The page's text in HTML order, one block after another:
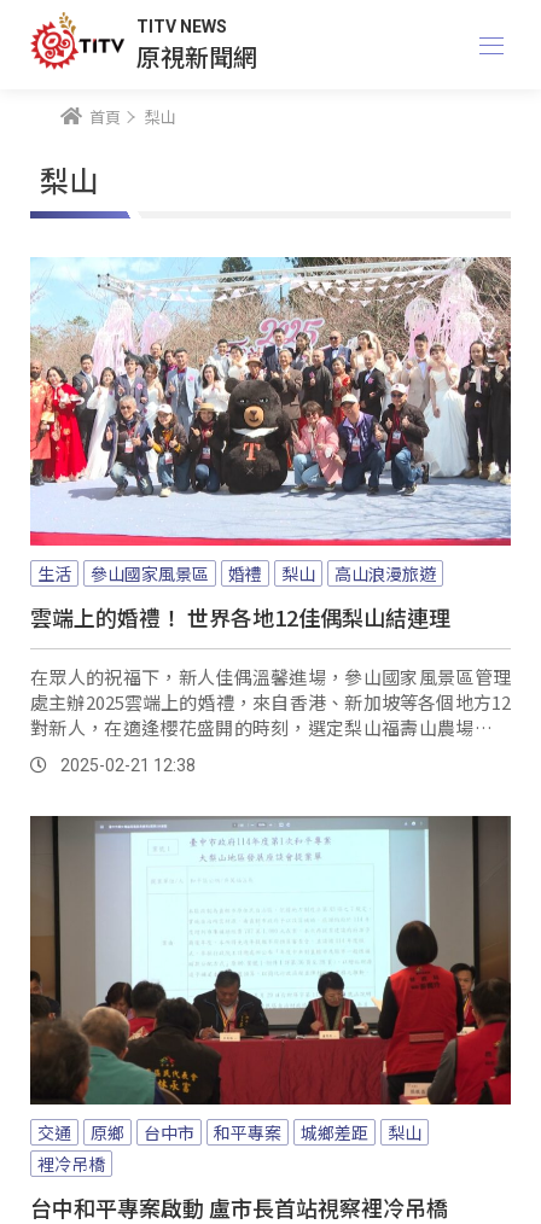
TITV NEWS
原視新聞網
首頁 梨山
梨山
生活 參山國家風景區 婚禮 梨山 高山浪漫旅遊
雲端上的婚禮！ 世界各地12佳偶梨山結連理
在眾人的祝福下，新人佳偶溫馨進場，參山國家風景區管理
處主辦2025雲端上的婚禮，來自香港、新加坡等各個地方12
對新人，在適逢櫻花盛開的時刻，選定梨山福壽山農場千櫻
園，共同見證愛的誓約，除了創造滿滿甜蜜回憶，還特別準
備鑽戒摸彩，贈送給幸運佳偶。
2025-02-21 12:38
交通 原鄉 台中市 和平專案 城鄉差距
梨山
裡冷吊橋
台中和平專案啟動 盧市長首站視察裡冷吊橋